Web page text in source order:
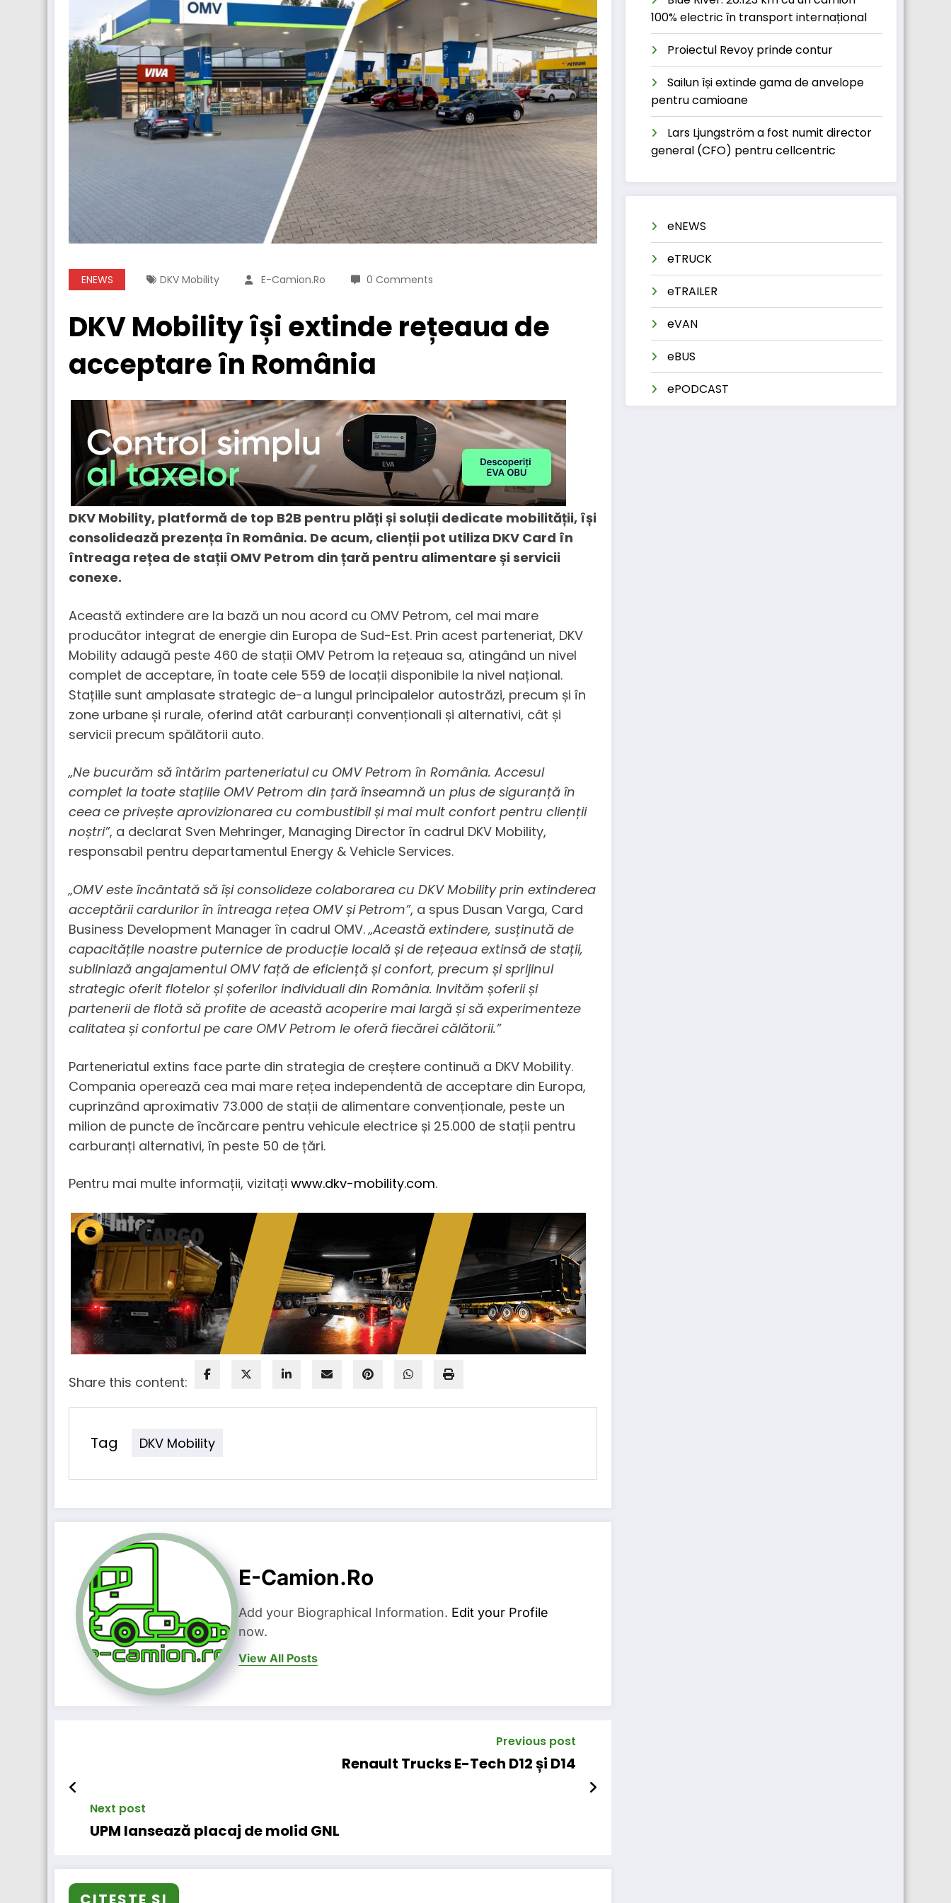
ENEWS DKV Mobility E-Camion.ro 0 Comments
DKV Mobility își extinde rețeaua de
acceptare în România
DKV Mobility, platformă de top B2B pentru plăți și soluții dedicate mobilității, își
consolidează prezența în România. De acum, clienții pot utiliza DKV Card în
întreaga rețea de stații OMV Petrom din țară pentru alimentare și servicii
conexe.
Această extindere are la bază un nou acord cu OMV Petrom, cel mai mare
producător integrat de energie din Europa de Sud-Est. Prin acest parteneriat, DKV
Mobility adaugă peste 460 de stații OMV Petrom la rețeaua sa, atingând un nivel
complet de acceptare, în toate cele 559 de locații disponibile la nivel național.
Stațiile sunt amplasate strategic de-a lungul principalelor autostrăzi, precum și în
zone urbane și rurale, oferind atât carburanți convenționali și alternativi, cât și
servicii precum spălătorii auto.
„Ne bucurăm să întărim parteneriatul cu OMV Petrom în România. Accesul
complet la toate stațiile OMV Petrom din țară înseamnă un plus de siguranță în
ceea ce privește aprovizionarea cu combustibil și mai mult confort pentru clienții
noștri”, a declarat Sven Mehringer, Managing Director în cadrul DKV Mobility,
responsabil pentru departamentul Energy & Vehicle Services.
„OMV este încântată să își consolideze colaborarea cu DKV Mobility prin extinderea
acceptării cardurilor în întreaga rețea OMV și Petrom”, a spus Dusan Varga, Card
Business Development Manager în cadrul OMV.„Această extindere, susținută de
capacitățile noastre puternice de producție locală și de rețeaua extinsă de stații,
subliniază angajamentul OMV față de eficiență și confort, precum și sprijinul
strategic oferit flotelor și șoferilor individuali din România. Invităm șoferii și
partenerii de flotă să profite de această acoperire mai largă și să experimenteze
calitatea și confortul pe care OMV Petrom le oferă fiecărei călătorii.”
Parteneriatul extins face parte din strategia de creștere continuă a DKV Mobility.
Compania operează cea mai mare rețea independentă de acceptare din Europa,
cuprinzând aproximativ 73.000 de stații de alimentare convenționale, peste un
milion de puncte de încărcare pentru vehicule electrice și 25.000 de stații pentru
carburanți alternativi, în peste 50 de țări.
Pentru mai multe informații, vizitați www.dkv-mobility.com.
Share this content:
Tag DKV Mobility
E-Camion.ro
Add your Biographical Information. Edit your Profile
now.
View All Posts
Previous post
Renault Trucks E-Tech D12 și D14
Next post
UPM lansează placaj de molid GNL
100% electric în transport internațional
Proiectul Revoy prinde contur
Sailun își extinde gama de anvelope
pentru camioane
Lars Ljungström a fost numit director
general (CFO) pentru cellcentric
eNEWS
eTRUCK
eTRAILER
eVAN
eBUS
ePODCAST